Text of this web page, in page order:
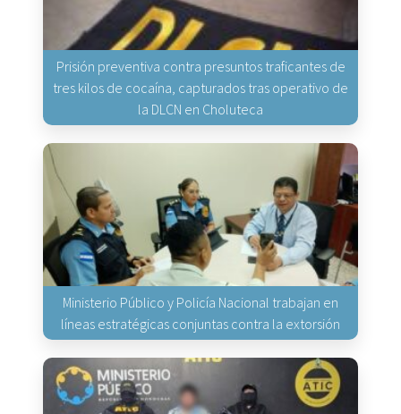
Prisión preventiva contra presuntos traficantes de
tres kilos de cocaína, capturados tras operativo de
la DLCN en Choluteca
Ministerio Público y Policía Nacional trabajan en
líneas estratégicas conjuntas contra la extorsión